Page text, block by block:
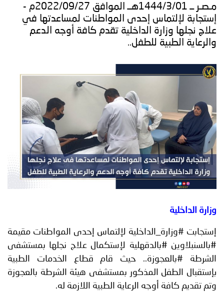
المجلس
مؤتمرات
و
جهود
وفيديو
مجلة
أصداء
الأمانة
إعلانات
من
مـصـر ــ 1444/3/01هــ الموافق 2022/09/27م -
إستجابة لإلتماس إحدى المواطنات لمساعدتها في
علاج نجلها وزارة الداخلية تقدم كافة أوجه الدعم
والرعاية الطبية للطفل..
وزارة الداخلية
إستجابت #وزارة_الداخلية لإلتماس إحدى المواطنات مقيمة
#بالسنبلاوين #بالدقهلية لإستكمال علاج نجلها بمستشفى
الشرطة #بالعجوزة.. حيث قام قطاع الخدمات الطبية
بإستقبال الطفل المذكور بمستشفى هيئة الشرطة بالعجوزة
وتم تقديم كافة أوجه الرعاية الطبية اللازمة له.